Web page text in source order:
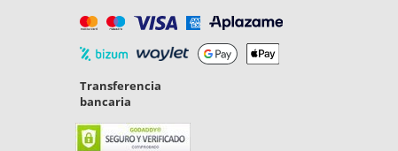
Transferencia
bancaria